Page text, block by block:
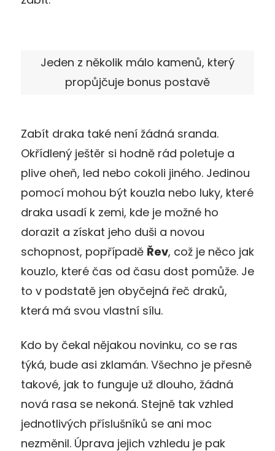
Jeden z několik málo kamenů, který
propůjčuje bonus postavě
Zabít draka také není žádná sranda.
Okřídlený ještěr si hodně rád poletuje a
plive oheň, led nebo cokoli jiného. Jedinou
pomocí mohou být kouzla nebo luky, které
draka usadí k zemi, kde je možné ho
dorazit a získat jeho duši a novou
schopnost, popřípadě Řev, což je něco jak
kouzlo, které čas od času dost pomůže. Je
to v podstatě jen obyčejná řeč draků,
která má svou vlastní sílu.
Kdo by čekal nějakou novinku, co se ras
týká, bude asi zklamán. Všechno je přesně
takové, jak to funguje už dlouho, žádná
nová rasa se nekoná. Stejně tak vzhled
jednotlivých příslušníků se ani moc
nezměnil. Úprava jejich vzhledu je pak